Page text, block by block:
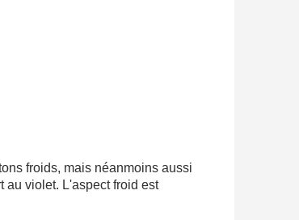
froids, mais néanmoins aussi
au violet. L'aspect froid est